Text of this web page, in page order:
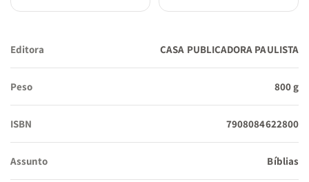
Leitura facilitada:Com uma diagramação limpa e moderna,
tornando o estudo das Escrituras ainda mais acessível.
Harpa e Corinhos:Contém os cânticos mais amados da igreja
brasileira, perfeitos para momentos de louvor e adoração.
Letra Gigante:Facilitando a leitura por qualquer pessoa,
Editora CASA PUBLICADORA PAULISTA
Peso 800 g
ISBN 7908084622800
Assunto Bíblias